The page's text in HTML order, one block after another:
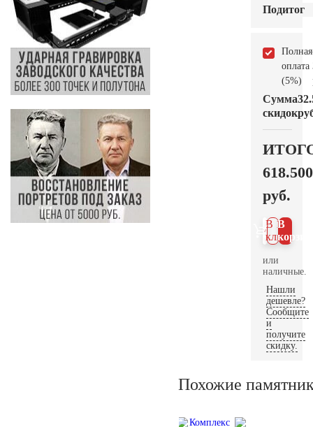
Подитог
Полная
оплата
(5%)
Сумма
скидок
618.500
руб.
В
В 1
клик
или
наличные.
Нашли
дешевле?
Сообщите
и
получите
скидку.
Похожие